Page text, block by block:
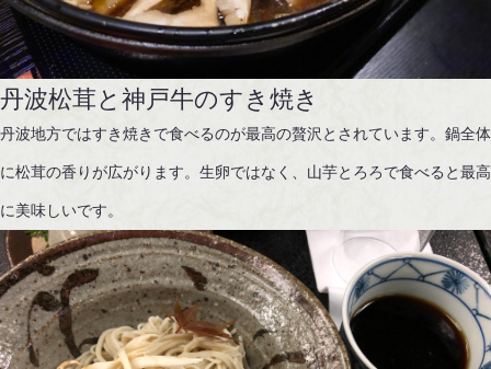
丹波松茸と神戸牛のすき焼き
丹波地方ではすき焼きで食べるのが最高の贅沢とされています。鍋全体
に松茸の香りが広がります。生卵ではなく、山芋とろろで食べると最高
に美味しいです。